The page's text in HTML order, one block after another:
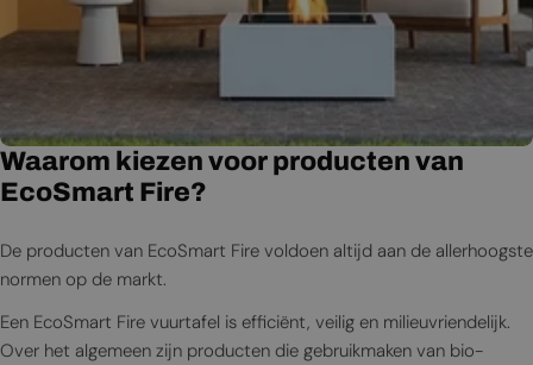
Waarom kiezen voor producten van
EcoSmart Fire?
De producten van EcoSmart Fire voldoen altijd aan de allerhoogste
normen op de markt.
Een EcoSmart Fire vuurtafel is efficiënt, veilig en milieuvriendelijk.
Over het algemeen zijn producten die gebruikmaken van bio-